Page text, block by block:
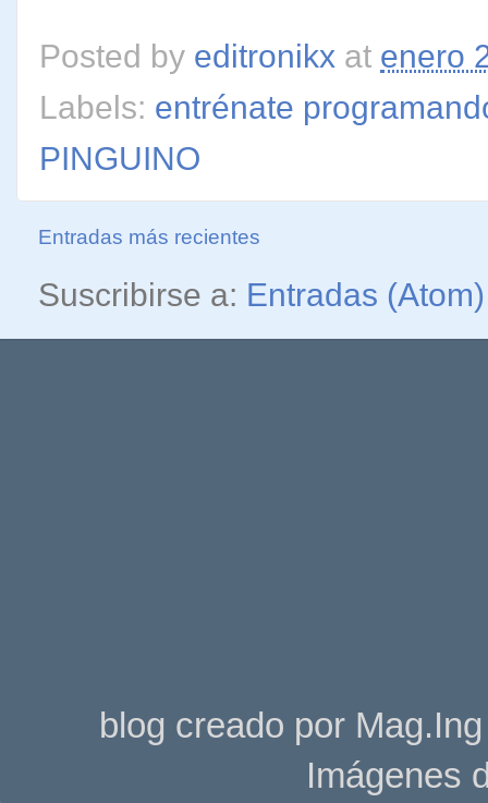
Posted by editronikx at enero
Labels: entrénate
PINGUINO
Entradas más recientes
Suscribirse a: Entradas (Atom)
blog creado por
Imágenes